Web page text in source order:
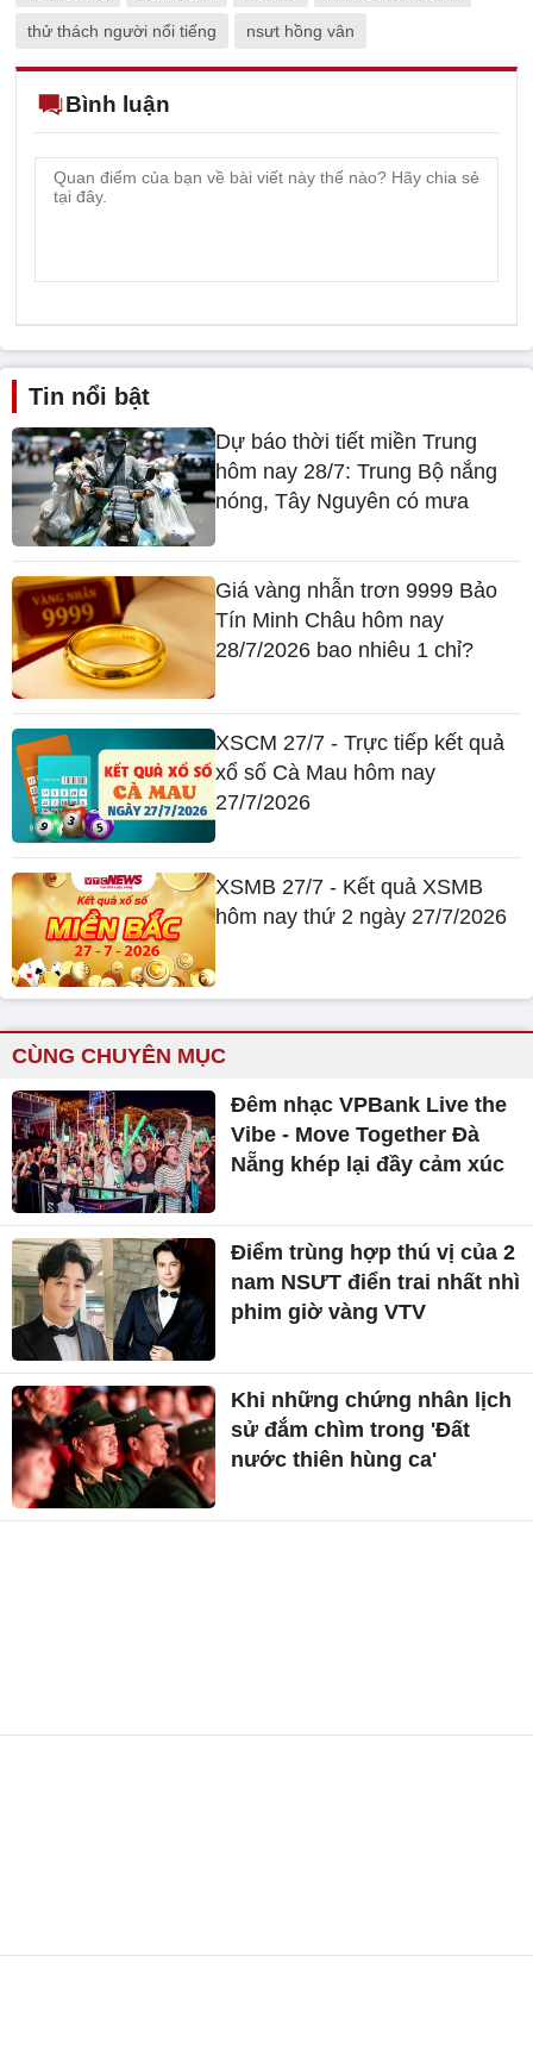
thử thách người nổi tiếng nsưt hồng vân
Bình luận
Tin nổi bật
Dự báo thời tiết miền Trung
hôm nay 28/7: Trung Bộ nắng
nóng, Tây Nguyên có mưa
Giá vàng nhẫn trơn 9999 Bảo
Tín Minh Châu hôm nay
28/7/2026 bao nhiêu 1 chỉ?
XSCM 27/7 - Trực tiếp kết quả
xổ số Cà Mau hôm nay
27/7/2026
XSMB 27/7 - Kết quả XSMB
hôm nay thứ 2 ngày 27/7/2026
CÙNG CHUYÊN MỤC
Đêm nhạc VPBank Live the
Vibe - Move Together Đà
Nẵng khép lại đầy cảm xúc
Điểm trùng hợp thú vị của 2
nam NSƯT điển trai nhất nhì
phim giờ vàng VTV
Khi những chứng nhân lịch
sử đắm chìm trong 'Đất
nước thiên hùng ca'